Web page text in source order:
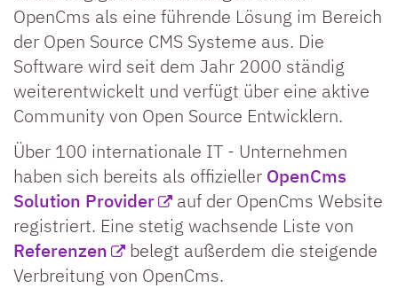
OpenCms als eine führende Lösung im Bereich
der Open Source CMS Systeme aus. Die
Software wird seit dem Jahr 2000 ständig
weiterentwickelt und verfügt über eine aktive
Community von Open Source Entwicklern.
Über 100 internationale IT - Unternehmen
haben sich bereits als offizieller OpenCms
Solution Provider
auf der OpenCms Website
registriert. Eine stetig wachsende Liste von
Referenzen
belegt außerdem die steigende
Verbreitung von OpenCms.